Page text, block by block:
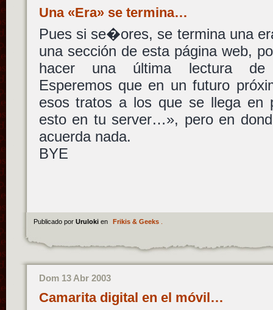
Una «Era» se termina…
Pues si se�ores, se termina una
una sección de esta página web,
hacer una última lectura
Esperemos que en un futuro
esos tratos a los que se llega en
esto en tu server…», pero en
acuerda nada.
BYE
Publicado por Uruloki en Frikis & Geeks.
Dom 13 Abr 2003
Camarita digital en el móvil…